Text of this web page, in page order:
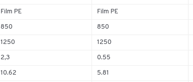
Film PE Film PE
850 850
1250 1250
2,3 0.55
10.62 5.81